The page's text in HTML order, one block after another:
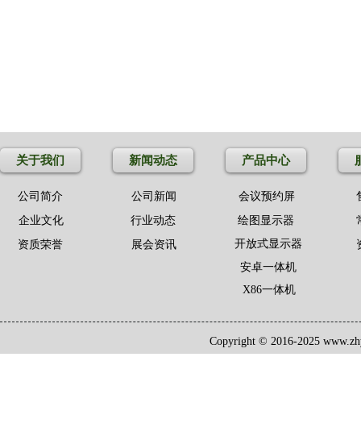
安卓一体机
开放式显示器
行业动态
公司新闻
绘图显示器
产品中心
Copyright © 2016-2025
关于我们 新闻动态
公司简介
X86一体机
企业文化
展会资讯
会议预约屏
资质荣誉